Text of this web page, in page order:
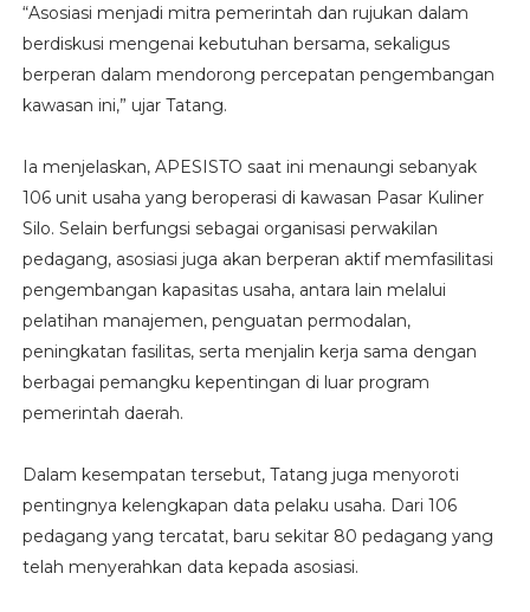
“Asosiasi menjadi mitra pemerintah dan rujukan dalam
berdiskusi mengenai kebutuhan bersama, sekaligus
berperan dalam mendorong percepatan pengembangan
kawasan ini,” ujar Tatang.
Ia menjelaskan, APESISTO saat ini menaungi sebanyak
106 unit usaha yang beroperasi di kawasan Pasar Kuliner
Silo. Selain berfungsi sebagai organisasi perwakilan
pedagang, asosiasi juga akan berperan aktif memfasilitasi
pengembangan kapasitas usaha, antara lain melalui
pelatihan manajemen, penguatan permodalan,
peningkatan fasilitas, serta menjalin kerja sama dengan
berbagai pemangku kepentingan di luar program
pemerintah daerah.
Dalam kesempatan tersebut, Tatang juga menyoroti
pentingnya kelengkapan data pelaku usaha. Dari 106
pedagang yang tercatat, baru sekitar 80 pedagang yang
telah menyerahkan data kepada asosiasi.